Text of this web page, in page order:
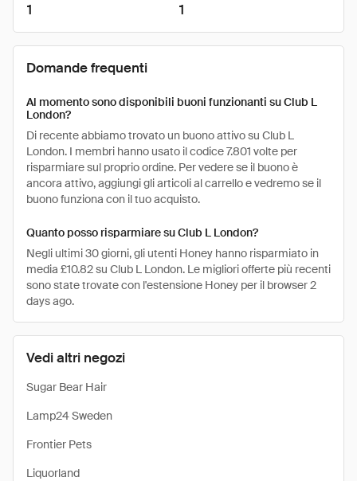
Vedi altri negozi
Sugar Bear Hair
Lamp24 Sweden
Frontier Pets
Liquorland
1 1
Domande frequenti
Al momento sono disponibili buoni funzionanti su Club L
London?
Di recente abbiamo trovato un buono attivo su Club L
London. I membri hanno usato il codice 7.801 volte per
risparmiare sul proprio ordine. Per vedere se il buono è
ancora attivo, aggiungi gli articoli al carrello e vedremo se il
buono funziona con il tuo acquisto.
Quanto posso risparmiare su Club L London?
Negli ultimi 30 giorni, gli utenti Honey hanno risparmiato in
media £10.82 su Club L London. Le migliori offerte più recenti
sono state trovate con l'estensione Honey per il browser 2
days ago.